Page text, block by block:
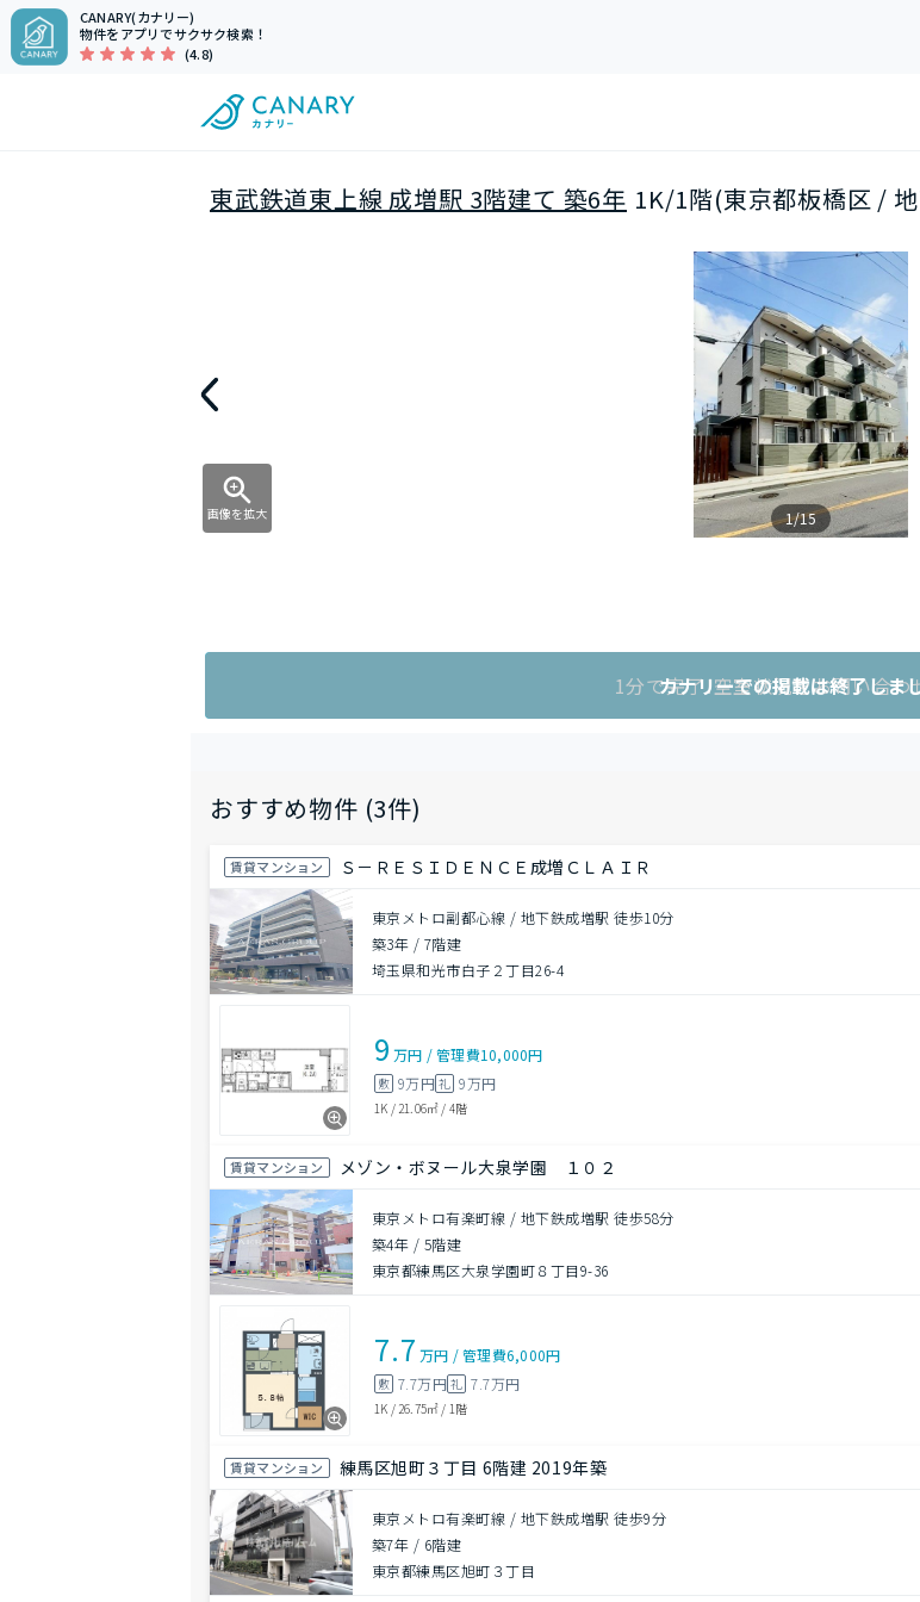
CANARY(カナリー)
物件をアプリでサクサク検索！
(4.8)
東武鉄道東上線 成増駅 3階建て 築6年 1K/1階(東京都板橋区 /
画像を拡大 1/15
1分で完了!空室状況をお問い合わ
カナリーでの掲載は終了しま
おすすめ物件 (3件)
賃貸マンション Ｓ－ＲＥＳＩＤＥＮＣＥ成増ＣＬＡＩＲ
東京メトロ副都心線 / 地下鉄成増駅 徒歩10分
築3年 / 7階建
埼玉県和光市白子２丁目26-4
9 万円 /管理費10,000円
敷 9万円礼 9万円
1K / 21.06㎡ / 4階
賃貸マンション メゾン・ボヌール大泉学園 １０２
東京メトロ有楽町線 / 地下鉄成増駅 徒歩58分
築4年 / 5階建
東京都練馬区大泉学園町８丁目9-36
7.7 万円 /管理費6,000円
敷 7.7万円礼 7.7万円
1K / 26.75㎡ / 1階
賃貸マンション 練馬区旭町３丁目 6階建 2019年築
東京メトロ有楽町線 / 地下鉄成増駅 徒歩9分
築7年 / 6階建
東京都練馬区旭町３丁目